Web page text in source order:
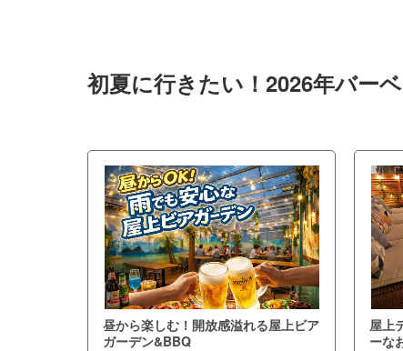
初夏に行きたい！2026年バー
昼から楽しむ！開放感溢れる屋上ビア
ガーデン&BBQ
屋上
ーな